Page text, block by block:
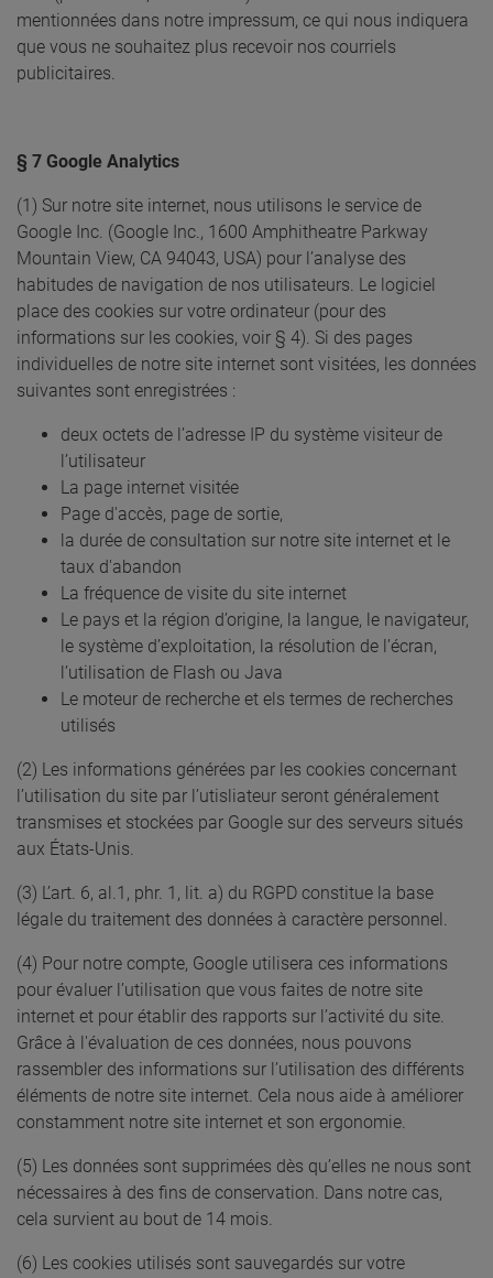
mentionnées dans notre impressum, ce qui nous indiquera
que vous ne souhaitez plus recevoir nos courriels
publicitaires.
§ 7 Google Analytics
(1) Sur notre site internet, nous utilisons le service de
Google Inc. (Google Inc., 1600 Amphitheatre Parkway
Mountain View, CA 94043, USA) pour l’analyse des
habitudes de navigation de nos utilisateurs. Le logiciel
place des cookies sur votre ordinateur (pour des
informations sur les cookies, voir § 4). Si des pages
individuelles de notre site internet sont visitées, les données
suivantes sont enregistrées :
deux octets de l’adresse IP du système visiteur de
l’utilisateur
La page internet visitée
Page d'accès, page de sortie,
la durée de consultation sur notre site internet et le
taux d'abandon
La fréquence de visite du site internet
Le pays et la région d’origine, la langue, le navigateur,
le système d’exploitation, la résolution de l’écran,
l’utilisation de Flash ou Java
Le moteur de recherche et els termes de recherches
utilisés
(2) Les informations générées par les cookies concernant
l’utilisation du site par l’utisliateur seront généralement
transmises et stockées par Google sur des serveurs situés
aux États-Unis.
(3) L’art. 6, al.1, phr. 1, lit. a) du RGPD constitue la base
légale du traitement des données à caractère personnel.
(4) Pour notre compte, Google utilisera ces informations
pour évaluer l’utilisation que vous faites de notre site
internet et pour établir des rapports sur l’activité du site.
Grâce à l'évaluation de ces données, nous pouvons
rassembler des informations sur l’utilisation des différents
éléments de notre site internet. Cela nous aide à améliorer
constamment notre site internet et son ergonomie.
(5) Les données sont supprimées dès qu’elles ne nous sont
nécessaires à des fins de conservation. Dans notre cas,
cela survient au bout de 14 mois.
(6) Les cookies utilisés sont sauvegardés sur votre